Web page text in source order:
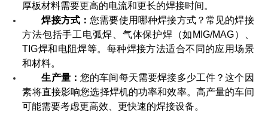
厚板材料需要更高的电流和更长的焊接时间。
焊接方式：您需要使用哪种焊接方式？常见的焊接
方法包括手工电弧焊、气体保护焊（如MIG/MAG）、
TIG焊和电阻焊等。每种焊接方法适合不同的应用场景
和材料。
生产量： 您的车间每天需要焊接多少工件？这个因
素将直接影响您选择焊机的功率和效率。高产量的车间
可能需要考虑更高效、更快速的焊接设备。